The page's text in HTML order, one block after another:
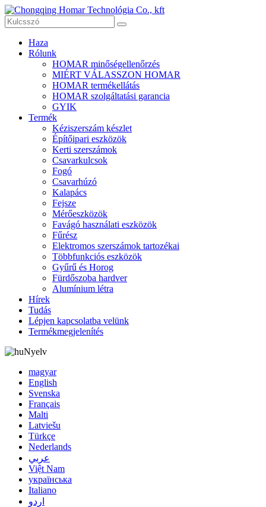
Haza
Rólunk
HOMAR minőségellenőrzés
MIÉRT VÁLASSZON HOMAR
HOMAR termékellátás
HOMAR szolgáltatási garancia
GYIK
Termék
Kéziszerszám készlet
Építőipari eszközök
Kerti szerszámok
Csavarkulcsok
Fogó
Csavarhúzó
Kalapács
Fejsze
Mérőeszközök
Favágó használati eszközök
Fűrész
Elektromos szerszámok tartozékai
Többfunkciós eszközök
Gyűrű és Horog
Fürdőszoba hardver
Alumínium létra
Hírek
Tudás
Lépjen kapcsolatba velünk
Termékmegjelenítés
Nyelv
magyar
English
Svenska
Français
Malti
Latviešu
Türkçe
Nederlands
عربي
Việt Nam
українська
Italiano
اردو